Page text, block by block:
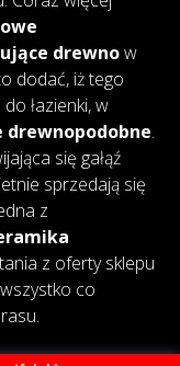
drewnow
dodać, iż tego
łazienki, w
drewnopodobne.
się gałąź
sprzedają się
z
z oferty sklepu
co